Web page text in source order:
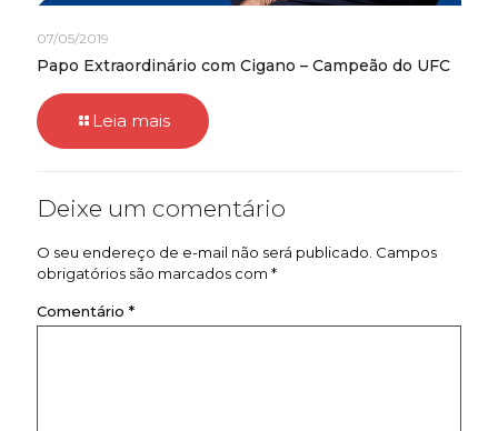
07/05/2019
Papo Extraordinário com Cigano – Campeão do UFC
Leia mais
Deixe um comentário
O seu endereço de e-mail não será publicado. Campos
obrigatórios são marcados com *
Comentário *